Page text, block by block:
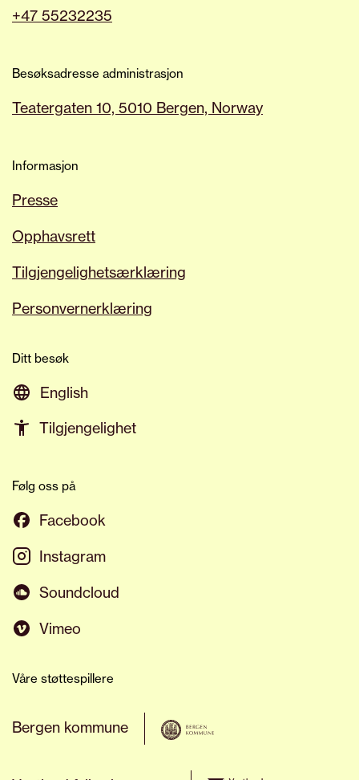
overrasket, sjokkerte og utfordret, mens
alle som ønsker å vite mer, samme hva
våre arrangementer, til å ta kontakt med
+47 55232235
Besøksadresse administrasjon
Teatergaten 10, 5010 Bergen, Norway
Informasjon
Presse
Opphavsrett
Tilgjengelighetsærklæring
Personvernerklæring
Ditt besøk
English
Tilgjengelighet
Følg oss på
Facebook
Instagram
Soundcloud
Vimeo
Våre støttespillere
Bergen kommune